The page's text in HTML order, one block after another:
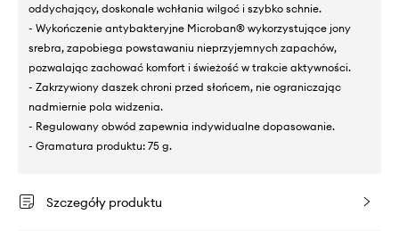
oddychający, doskonale wchłania wilgoć i szybko schnie.
- Wykończenie antybakteryjne Microban® wykorzystujące jony
srebra, zapobiega powstawaniu nieprzyjemnych zapachów,
pozwalając zachować komfort i świeżość w trakcie aktywności.
- Zakrzywiony daszek chroni przed słońcem, nie ograniczając
nadmiernie pola widzenia.
- Regulowany obwód zapewnia indywidualne dopasowanie.
- Gramatura produktu: 75 g.
Szczegóły produktu